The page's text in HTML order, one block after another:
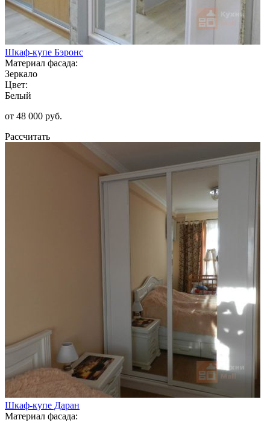
Шкаф-купе Бэронс
Материал фасада:
Зеркало
Цвет:
Белый
от 48 000 руб.
Рассчитать
Шкаф-купе Даран
Материал фасада: